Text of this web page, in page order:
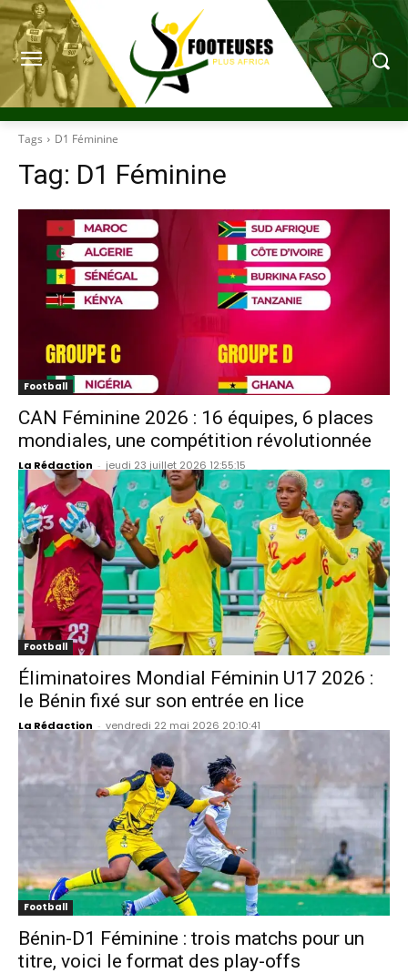
Tags D1 Féminine
Tag: D1 Féminine
Football
CAN Féminine 2026 : 16 équipes, 6 places
mondiales, une compétition révolutionnée
La Rédaction - jeudi 23 juillet 2026 12:55:15
Football
Éliminatoires Mondial Féminin U17 2026 :
le Bénin fixé sur son entrée en lice
La Rédaction - vendredi 22 mai 2026 20:10:41
Football
Bénin-D1 Féminine : trois matchs pour un
titre, voici le format des play-offs